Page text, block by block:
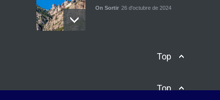
On Sortir 26 d'octubre de 2024
Barcelona toca el cel des de
Top
Top